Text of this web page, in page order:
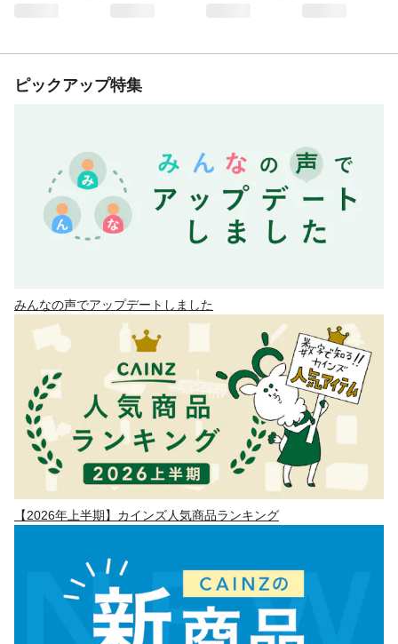
ピックアップ特集
みんなの声でアップデートしました
【2026年上半期】カインズ人気商品ランキング